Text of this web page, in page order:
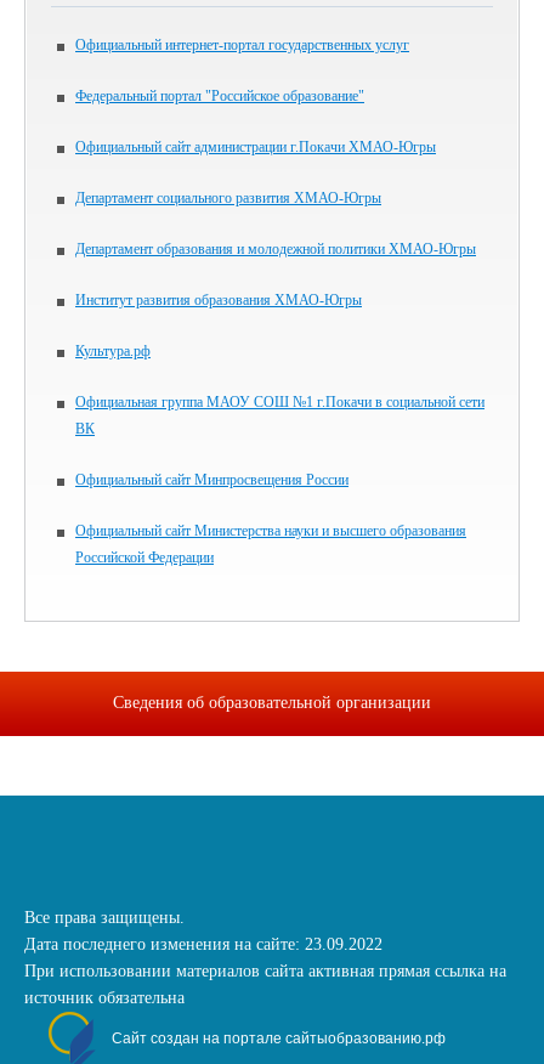
Официальный интернет-портал государственных услуг
Федеральный портал "Российское образование"
Официальный сайт администрации г.Покачи ХМАО-Югры
Департамент социального развития ХМАО-Югры
Департамент образования и молодежной политики ХМАО-Югры
Институт развития образования ХМАО-Югры
Культура.рф
Официальная группа МАОУ СОШ №1 г.Покачи в социальной сети
ВК
Официальный сайт Минпросвещения России
Официальный сайт Министерства науки и высшего образования
Российской Федерации
Сведения об образовательной организации
Все права защищены.
Дата последнего изменения на сайте: 23.09.2022
При использовании материалов сайта активная прямая ссылка на
источник обязательна
Сайт создан на портале сайтыобразованию.рф